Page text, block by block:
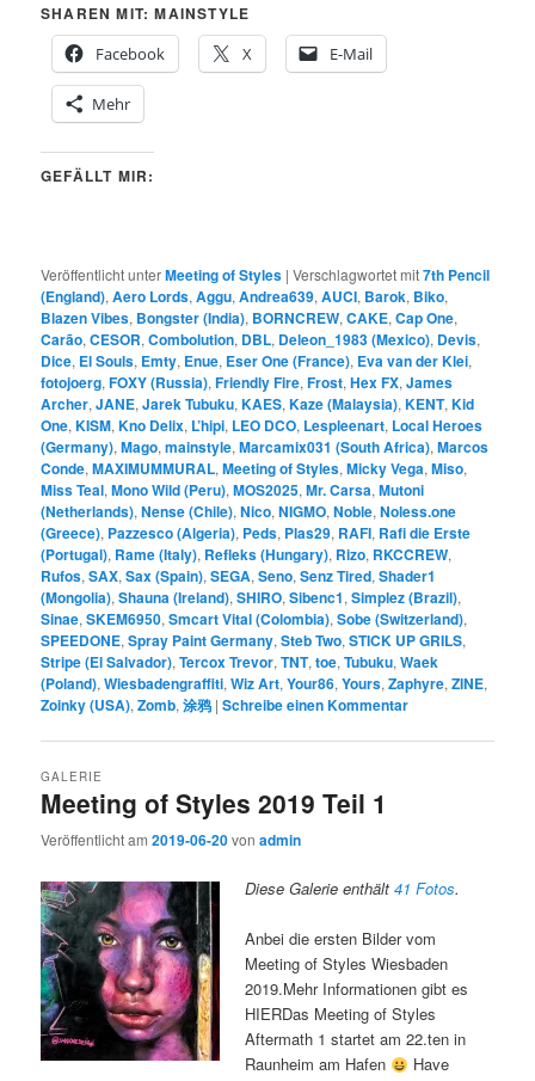
SHAREN MIT: MAINSTYLE
Facebook
X E-Mail
Mehr
GEFÄLLT MIR:
Veröffentlicht unterMeeting of Styles |Verschlagwortet mit7th Pencil
(England),Aero Lords,Aggu,Andrea639,AUCI, Barok, Biko,
Blazen Vibes, Bongster (India), BORNCREW,CAKE,Cap One,
Carão,CESOR,Combolution, DBL, Deleon_1983 (Mexico), Devis,
Dice, El Souls, Emty, Enue, Eser One (France), Eva van der Klei,
fotojoerg,FOXY (Russia),Friendly Fire,Frost,Hex FX,James
Archer,JANE,Jarek Tubuku,KAES,Kaze (Malaysia),KENT,Kid
One,KISM,Kno Delix, L’hipi, LEO DCO, Lespleenart, Local Heroes
(Germany),Mago,mainstyle,Marcamix031 (South Africa),Marcos
Conde,MAXIMUMMURAL,Meeting of Styles,Micky Vega,Miso,
Miss Teal,Mono Wild (Peru),MOS2025,Mr. Carsa,Mutoni
(Netherlands),Nense (Chile),Nico,NIGMO,Noble,Noless.one
(Greece), Pazzesco (Algeria), Peds, Plas29, RAFI, Rafi die Erste
(Portugal), Rame (Italy), Refleks (Hungary), Rizo, RKCCREW,
Rufos,SAX,Sax (Spain),SEGA,Seno,Senz Tired,Shader1
(Mongolia),Shauna (Ireland),SHIRO,Sibenc1,Simplez (Brazil),
Sinae,SKEM6950,Smcart Vital (Colombia),Sobe (Switzerland),
SPEEDONE,Spray Paint Germany,Steb Two,STICK UP GRILS,
Stripe (El Salvador),Tercox Trevor,TNT,toe,Tubuku,Waek
(Poland),Wiesbadengraffiti,Wiz Art,Your86,Yours,Zaphyre,ZINE,
Zoinky (USA),Zomb,涂鸦 |Schreibe einen Kommentar
Meeting of Styles 2019 Teil 1
GALERIE
Veröffentlicht am2019-06-20vonadmin
Diese Galerie enthält41 Fotos.
Anbei die ersten Bilder vom
Meeting of Styles Wiesbaden
2019.Mehr Informationen gibt es
HIERDas Meeting of Styles
Aftermath 1 startet am 22.ten in
Raunheim am Hafen
Have